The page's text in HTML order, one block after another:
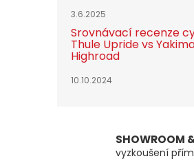
3.6.2025
Srovnávací recenze
Thule Upride vs
Highroad
10.10.2024
SHOWROOM
vyzkoušení